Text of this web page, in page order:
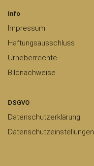
Info
Impressum
Haftungsausschluss
Urheberrechte
Bildnachweise
DSGVO
Datenschutzerklärung
Datenschutzeinstellungen